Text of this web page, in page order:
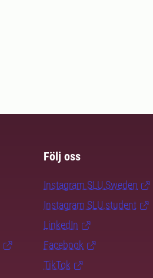
Följ oss
Instagram SLU.Sweden
Instagram SLU.student
LinkedIn
Facebook
TikTok